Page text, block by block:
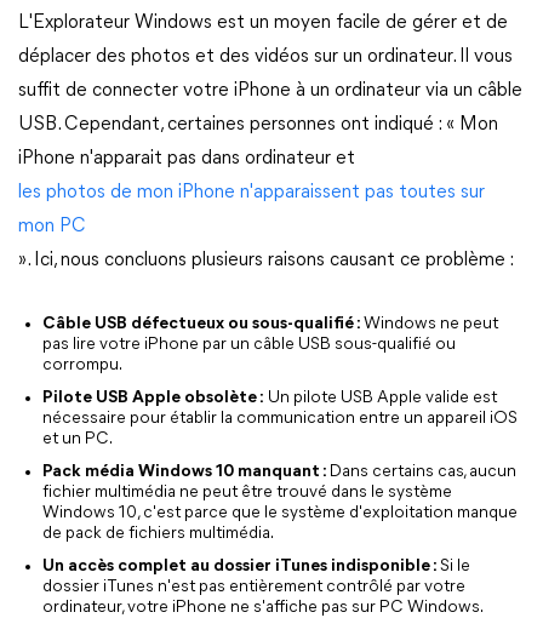
L'Explorateur Windows est un moyen facile de gérer et de
déplacer des photos et des vidéos sur un ordinateur. Il vous
suffit de connecter votre iPhone à un ordinateur via un câble
USB. Cependant, certaines personnes ont indiqué : « Mon
iPhone n'apparait pas dans ordinateur et
les photos de mon iPhone n'apparaissent pas toutes sur
mon PC
». Ici, nous concluons plusieurs raisons causant ce problème :
Câble USB défectueux ou sous-qualifié : Windows ne peut
pas lire votre iPhone par un câble USB sous-qualifié ou
corrompu.
Pilote USB Apple obsolète : Un pilote USB Apple valide est
nécessaire pour établir la communication entre un appareil iOS
et un PC.
Pack média Windows 10 manquant : Dans certains cas, aucun
fichier multimédia ne peut être trouvé dans le système
Windows 10, c'est parce que le système d'exploitation manque
de pack de fichiers multimédia.
Un accès complet au dossier iTunes indisponible : Si le
dossier iTunes n'est pas entièrement contrôlé par votre
ordinateur, votre iPhone ne s'affiche pas sur PC Windows.